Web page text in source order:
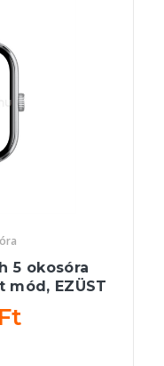
5 okosóra
mód, EZÜST